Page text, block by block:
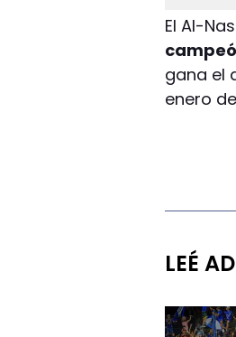
El Al-
gana el
enero
LEÉ